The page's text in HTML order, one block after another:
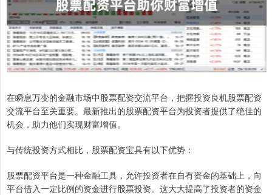
在瞬息万变的金融市场中股票配资交流平台，把握投资良机股票配资
交流平台至关重要。最新推出的股票配资平台为投资者提供了绝佳的
机会，助力他们实现财富增值。
与传统投资方式相比，股票配资宝具有以下优势：
股票配资平台是一种金融工具，允许投资者在自有资金的基础上，向
平台借入一定比例的资金进行股票投资。这大大提高了投资者的资金